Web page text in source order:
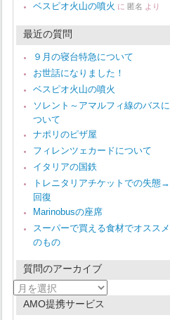
ベスピオ火山の噴火 に 匿名 より
最近の質問
９月の寝台特急について
お世話になりました！
ベスピオ火山の噴火
ソレント～アマルフィ線のバスに
ついて
ナポリのピザ屋
フィレンツェカードについて
イタリアの国鉄
トレニタリアチケットでの失態→
回復
Marinobusの座席
スーパーで買える食材でオススメ
のもの
質問のアーカイブ
質
問
AMO提携サービス